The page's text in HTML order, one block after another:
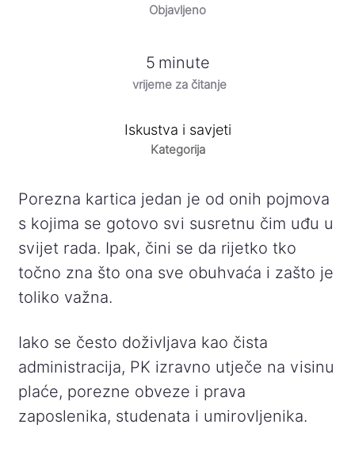
Objavljeno
vrijeme za čitanje
5 minute
Iskustva i savjeti
Kategorija
Porezna kartica jedan je od onih pojmova
s kojima se gotovo svi susretnu čim uđu u
svijet rada. Ipak, čini se da rijetko tko
točno zna što ona sve obuhvaća i zašto je
toliko važna.
Iako se često doživljava kao čista
administracija, PK izravno utječe na visinu
plaće, porezne obveze i prava
zaposlenika, studenata i umirovljenika.